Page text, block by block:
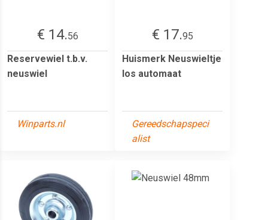
€ 14.56
Reservewiel t.b.v.
neuswiel
Winparts.nl
€ 17.95
Huismerk Neuswieltje
los automaat
Gereedschapspeci
alist